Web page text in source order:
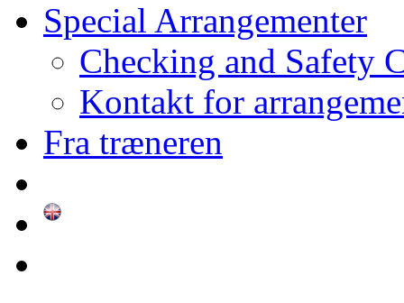
Special Arrangementer
Checking and Safety
Kontakt for
Fra træneren